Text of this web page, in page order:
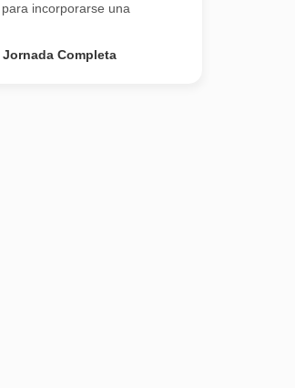
incorporarse una
Jornada Completa